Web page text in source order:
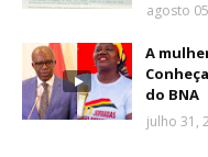
agosto
A
do BNA
julho 31,